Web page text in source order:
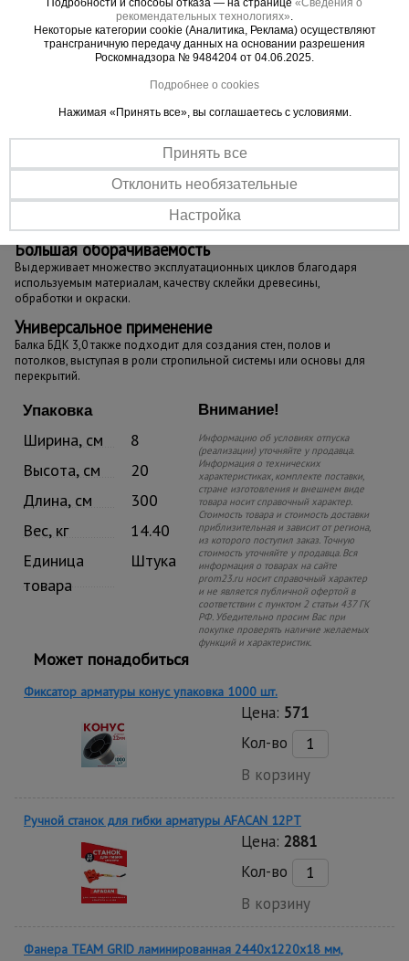
Большая оборачиваемость
Выдерживает множество эксплуатационных циклов благодаря
используемым материалам, качеству склейки древесины,
обработки и окраски.
Универсальное применение
Балка БДК 3,0 также подходит для создания стен, полов и
потолков, выступая в роли стропильной системы или основы для
перекрытий.
Упаковка
Ширина, см
8
Высота, см
20
Длина, см
300
Вес, кг
14.40
Единица
товара
Штука
Внимание!
Информацию об условиях отпуска
(реализации) уточняйте у продавца.
Информация о технических
характеристиках, комплекте поставки,
стране изготовления и внешнем виде
товара носит справочный характер.
Стоимость товара и стоимость доставки
приблизительная и зависит от региона,
из которого поступил заказ. Точную
стоимость уточняйте у продавца. Вся
информация о товарах на сайте
prom23.ru носит справочный характер
и не является публичной офертой в
соответствии с пунктом 2 статьи 437 ГК
РФ. Убедительно просим Вас при
покупке проверять наличие желаемых
функций и характеристик.
Может понадобиться
Фиксатор арматуры конус упаковка 1000 шт.
Цена: 571
Кол-во
В корзину
Ручной станок для гибки арматуры AFACAN 12PT
Цена: 2881
Кол-во
В корзину
Фанера TEAM GRID ламинированная 2440х1220х18 мм,
Подробности и способы отказа — на странице «Сведения о
рекомендательных технологиях».
Некоторые категории cookie (Аналитика, Реклама) осуществляют
трансграничную передачу данных на основании разрешения
Роскомнадзора № 9484204 от 04.06.2025.
Подробнее о cookies
Нажимая «Принять все», вы соглашаетесь с условиями.
Принять все
Отклонить необязательные
Настройка